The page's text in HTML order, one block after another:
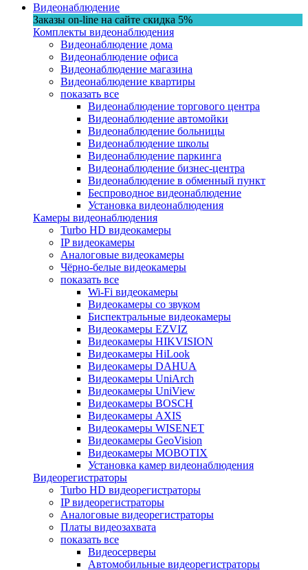
Видеонаблюдение
Заказы on-line на сaйте скидка 5%
Комплекты видеонаблюдения
Видеонаблюдение дома
Видеонаблюдение офиса
Видеонаблюдение магазина
Видеонаблюдение квартиры
показать все
Видеонаблюдение торгового центра
Видеонаблюдение автомойки
Видеонаблюдение больницы
Видеонаблюдение школы
Видеонаблюдение паркинга
Видеонаблюдение бизнес-центра
Видеонаблюдение в обменный пункт
Беспроводное видеонаблюдение
Установка видеонаблюдения
Камеры видеонаблюдения
Turbo HD видеокамеры
IP видеокамеры
Аналоговые видеокамеры
Чёрно-белые видеокамеры
показать все
Wi-Fi видеокамеры
Видеокамеры со звуком
Биспектральные видеокамеры
Видеокамеры EZVIZ
Видеокамеры HIKVISION
Видеокамеры HiLook
Видеокамеры DAHUA
Видеокамеры UniArch
Видеокамеры UniView
Видеокамеры BOSCH
Видеокамеры AXIS
Видеокамеры WISENET
Видеокамеры GeoVision
Видеокамеры MOBOTIX
Установка камер видеонаблюдения
Видеорегистраторы
Turbo HD видеорегистраторы
IP видеорегистраторы
Аналоговые видеорегистраторы
Платы видеозахвата
показать все
Видеосерверы
Автомобильные видеорегистраторы